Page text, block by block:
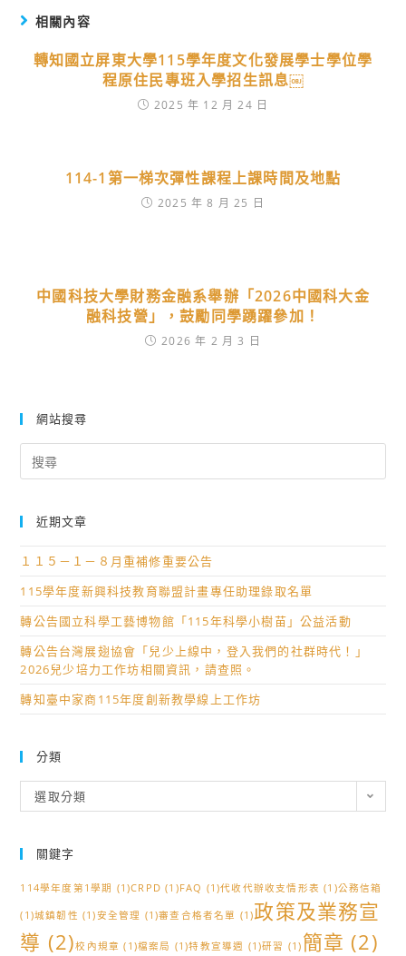
相關內容
轉知國立屏東大學115學年度文化發展學士學位學
程原住民專班入學招生訊息￼
2025 年 12 月 24 日
114-1第一梯次彈性課程上課時間及地點
2025 年 8 月 25 日
中國科技大學財務金融系舉辦「2026中國科大金
融科技營」，鼓勵同學踴躍參加！
2026 年 2 月 3 日
網站搜尋
for:
近期文章
１１５－１－８月重補修重要公告
115學年度新興科技教育聯盟計畫專任助理錄取名單
轉公告國立科學工藝博物館「115年科學小樹苗」公益活動
轉公告台灣展翅協會「兒少上線中，登入我們的社群時代！」
2026兒少培力工作坊相關資訊，請查照。
轉知臺中家商115年度創新教學線上工作坊
分類
類
選取分類
關鍵字
114學年度第1學期 (1)CRPD (1)FAQ (1)代收代辦收支情形表 (1)公務信箱
(1)城鎮韌性 (1)安全管理 (1)審查合格者名單 (1)政策及業務宣
導 (2)校內規章 (1)檔案局 (1)特教宣導週 (1)研習 (1) 簡章 (2)